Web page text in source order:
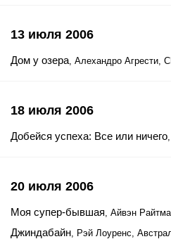
13 июля 2006
Дом у озера, Алехандро Агрести,
18 июля 2006
Добейся успеха: Все или ничего
20 июля 2006
Моя супер-бывшая, Айвэн
Джиндабайн, Рэй Лоуренс,